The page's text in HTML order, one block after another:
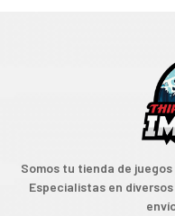
Somos tu tienda de
Especialistas en diversos